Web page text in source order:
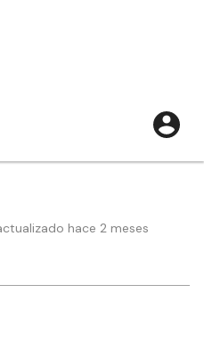
hace 2 meses